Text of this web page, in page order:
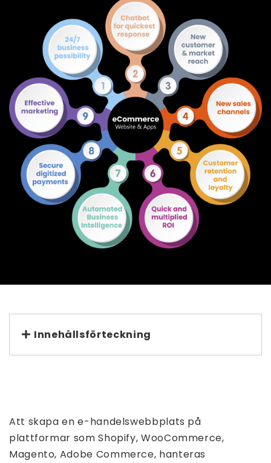
Innehållsförteckning
Att skapa en e-handelswebbplats på
plattformar som Shopify, WooCommerce,
Magento, Adobe Commerce, hanteras